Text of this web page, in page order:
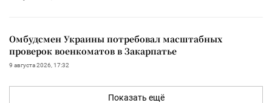
Омбудсмен Украины потребовал масштабных
проверок военкоматов в Закарпатье
9 августа 2026, 17:32
Показать ещё